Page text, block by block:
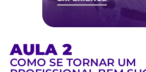
AULA 2
COMO SE TORNAR UM